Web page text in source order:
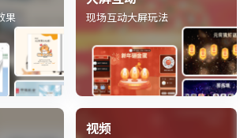
果 现场互动大屏玩法
视频